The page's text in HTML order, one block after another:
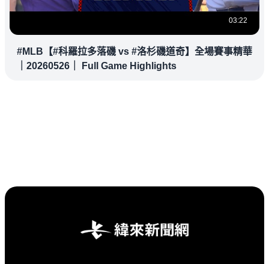
03:22
#MLB【#科羅拉多落磯 vs #洛杉磯道奇】全場賽事精華
｜20260526｜ Full Game Highlights